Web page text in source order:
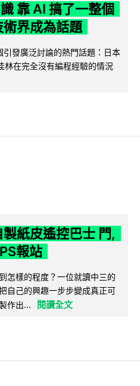
靠 AI 搞了一整個
界成為話題
發廣泛討論的熱門話題：日本
林在完全沒有編程經驗的情況
紙皮遙控巴士 門,
報站
怎樣的程度？一位就讀中三的
自己的興趣一步步變成真正可
作出...
閱讀全文